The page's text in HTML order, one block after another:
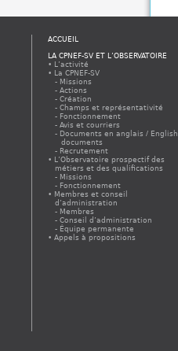
ACCUEIL
LA CPNEF-SV ET L’OBSERVATOIRE
L’activité
La CPNEF-SV
Missions
Actions
Création
Champs et représentativité
Fonctionnement
Avis et courriers
Documents en anglais / English
documents
Recrutement
L’Observatoire prospectif des
métiers et des qualifications
Missions
Fonctionnement
Membres et conseil
d’administration
Membres
Conseil d’administration
Équipe permanente
Appels à propositions